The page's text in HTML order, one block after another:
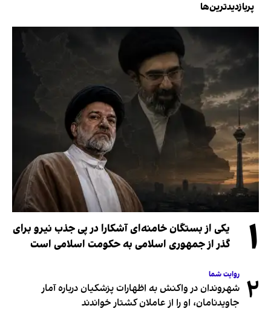
پربازدیدترین‌ها
۱
یکی از بستگان خامنه‌ای آشکارا در پی جذب نیرو برای
گذر از جمهوری اسلامی به حکومت اسلامی است
۲ روایت شما
شهروندان در واکنش به اظهارات پزشکیان درباره آمار
جاویدنامان، او را از عاملان کشتار خواندند